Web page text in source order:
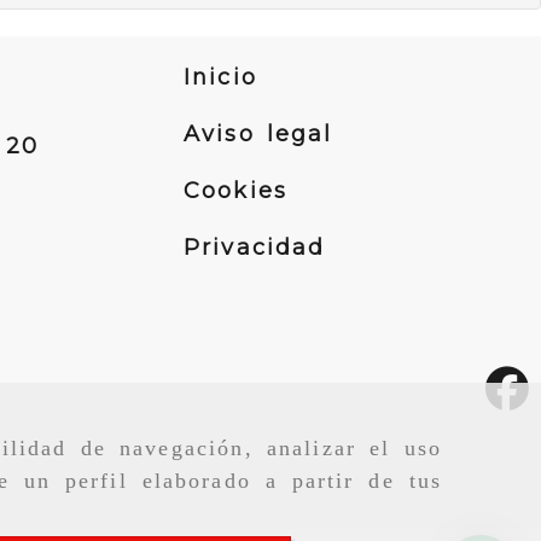
de navegación, analizar el uso
un perfil elaborado a partir de tus
Inicio
Aviso legal
Cookies
Privacidad